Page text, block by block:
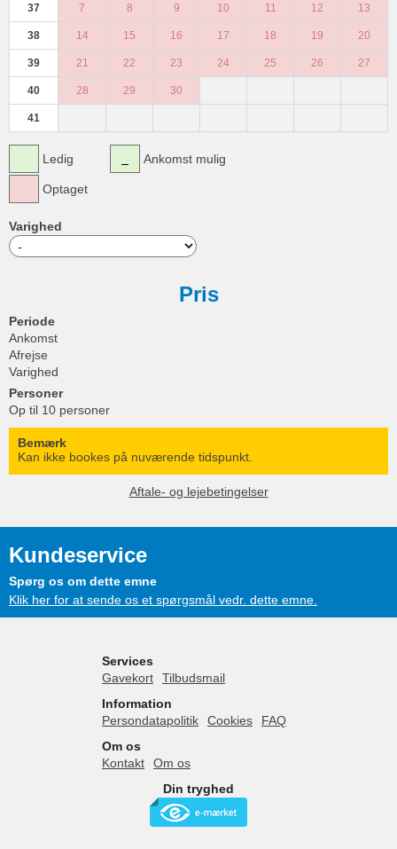
37 7 8 9 10 11 12 13
38 14 15 16 17 18 19 20
39 21 22 23 24 25 26 27
40 28 29 30
41
Ledig
Optaget
Ankomst mulig
Varighed
Pris
Periode
Ankomst
Afrejse
Varighed
Personer
Op til 10 personer
Bemærk
Kan ikke bookes på nuværende tidspunkt.
Aftale- og lejebetingelser
Kundeservice
Spørg os om dette emne
Klik her for at sende os et spørgsmål vedr. dette emne.
Services
Gavekort
Tilbudsmail
Information
Persondatapolitik
Cookies
FAQ
Om os
Kontakt
Om os
Din tryghed